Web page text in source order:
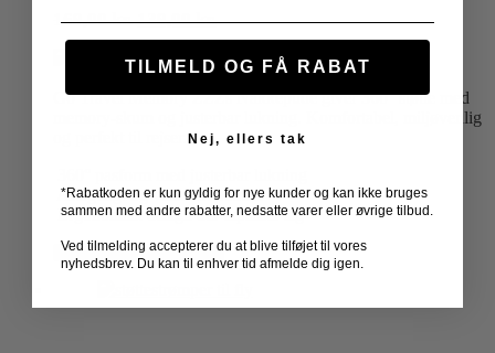
169,00kr.Den
oprindelige
pris
139,00kr.Den
aktuelle
pris
Go Travel Memory ZZZs Nakkepude giver 360° støtte med
memory-skum og justerbar lukning. Komfortabel, miljøvenlig
Aftageligt og vaskbart betræk
Ergonomisk design der tilpasser sig
TILFØJ TIL KURV
TILMELD OG FÅ RABAT
Nej, ellers tak
*Rabatkoden er kun gyldig for nye kunder og kan ikke bruges
sammen med andre rabatter, nedsatte varer eller øvrige tilbud.
Ved tilmelding accepterer du at blive tilføjet til vores
nyhedsbrev. Du kan til enhver tid afmelde dig igen.